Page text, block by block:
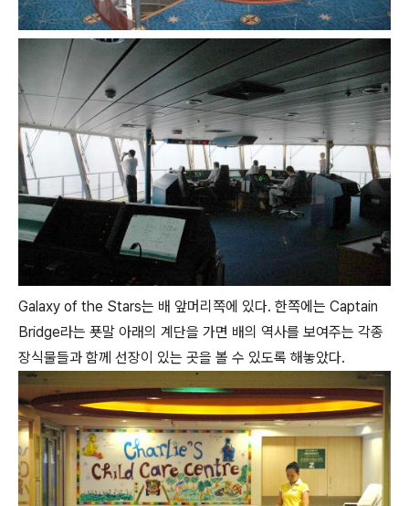
Galaxy of the Stars는 배 앞머리쪽에 있다. 한쪽에는 Captain
Bridge라는 푯말 아래의 계단을 가면 배의 역사를 보여주는 각종
장식물들과 함께 선장이 있는 곳을 볼 수 있도록 해놓았다.